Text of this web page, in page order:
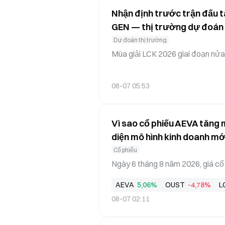
Nhận định trước trận đấu
GEN — thị trường dự đoán
lượt ở mức 32% và 69%
Dự đoán thị trường
Mùa giải LCK 2026 giai đoạn
uyền vào vòng play-off, đội
08-07 05:53
Vì sao cổ phiếu AEVA tăng
diện mô hình kinh doanh
Cổ phiếu
Ngày 6 tháng 8 năm 2026, giá
kế 88% từ đầu năm. Mức tăng
m cổ phiếu lidar nhìn chung
AEVA 5,06% OUST -4,78%
08-07 02:11